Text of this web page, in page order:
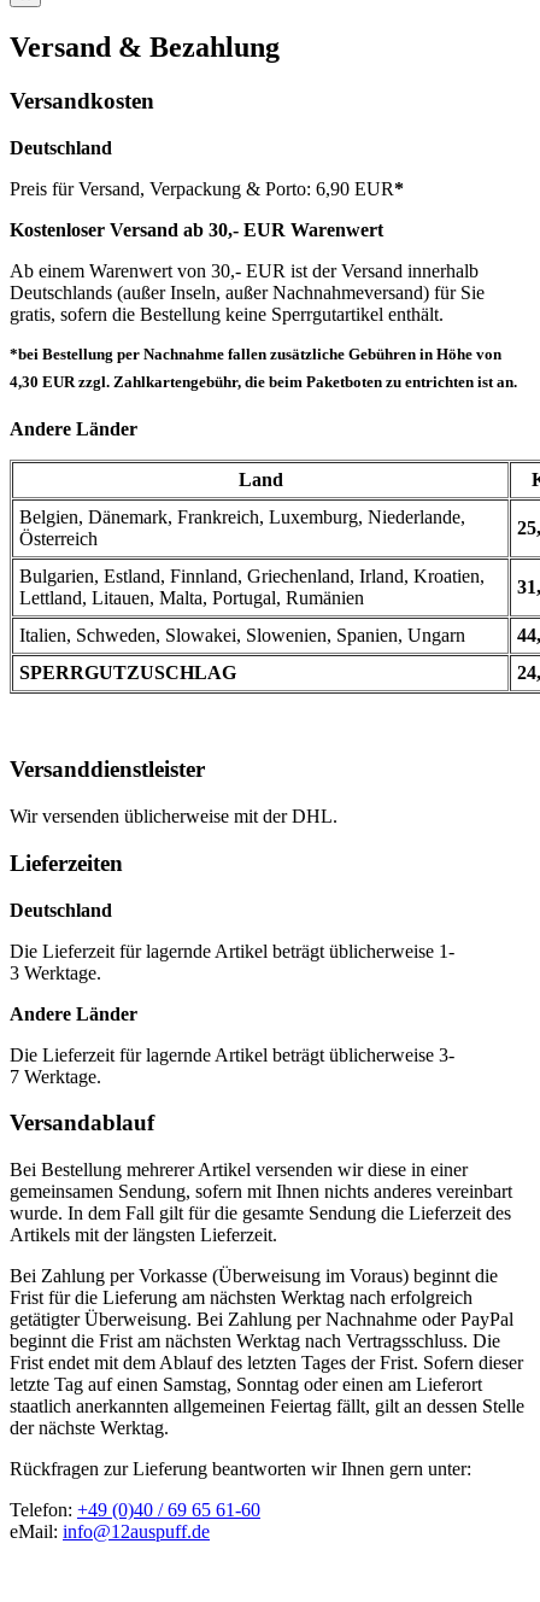
Versand & Bezahlung
Versandkosten
Deutschland
Preis für Versand, Verpackung & Porto: 6,90 EUR*
Kostenloser Versand ab 30,- EUR Warenwert
Ab einem Warenwert von 30,- EUR ist der Versand innerhalb
Deutschlands (außer Inseln, außer Nachnahmeversand) für Sie
gratis, sofern die Bestellung keine Sperrgutartikel enthält.
*bei Bestellung per Nachnahme fallen zusätzliche Gebühren in Höhe von
4,30 EUR zzgl. Zahlkartengebühr, die beim Paketboten zu entrichten ist an.
Andere Länder
Land
Belgien, Dänemark, Frankreich, Luxemburg, Niederlande,
Österreich
Bulgarien, Estland, Finnland, Griechenland, Irland, Kroatien,
Lettland, Litauen, Malta, Portugal, Rumänien
Italien, Schweden, Slowakei, Slowenien, Spanien, Ungarn
SPERRGUTZUSCHLAG
Versanddienstleister
Wir versenden üblicherweise mit der DHL.
Lieferzeiten
Deutschland
Die Lieferzeit für lagernde Artikel beträgt üblicherweise 1-
3 Werktage.
Andere Länder
Die Lieferzeit für lagernde Artikel beträgt üblicherweise 3-
7 Werktage.
Versandablauf
Bei Bestellung mehrerer Artikel versenden wir diese in einer
gemeinsamen Sendung, sofern mit Ihnen nichts anderes vereinbart
wurde. In dem Fall gilt für die gesamte Sendung die Lieferzeit des
Artikels mit der längsten Lieferzeit.
Bei Zahlung per Vorkasse (Überweisung im Voraus) beginnt die
Frist für die Lieferung am nächsten Werktag nach erfolgreich
getätigter Überweisung. Bei Zahlung per Nachnahme oder PayPal
beginnt die Frist am nächsten Werktag nach Vertragsschluss. Die
Frist endet mit dem Ablauf des letzten Tages der Frist. Sofern dieser
letzte Tag auf einen Samstag, Sonntag oder einen am Lieferort
staatlich anerkannten allgemeinen Feiertag fällt, gilt an dessen Stelle
der nächste Werktag.
Rückfragen zur Lieferung beantworten wir Ihnen gern unter:
Telefon: +49 (0)40 / 69 65 61-60
eMail: info@12auspuff.de